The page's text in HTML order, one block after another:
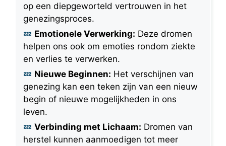
op een diepgeworteld vertrouwen in het
genezingsproces.
Emotionele Verwerking: Deze dromen
helpen ons ook om emoties rondom ziekte
en verlies te verwerken.
Nieuwe Beginnen: Het verschijnen van
genezing kan een teken zijn van een nieuw
begin of nieuwe mogelijkheden in ons
leven.
Verbinding met Lichaam: Dromen van
herstel kunnen aanmoedigen tot meer